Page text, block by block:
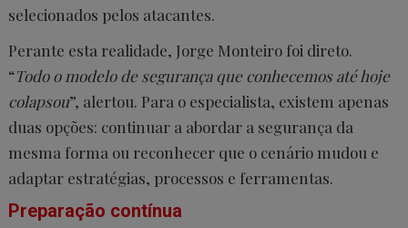
selecionados pelos atacantes.
Perante esta realidade, Jorge Monteiro foi direto.
“Todo o modelo de segurança que conhecemos até hoje
colapsou”, alertou. Para o especialista, existem apenas
duas opções: continuar a abordar a segurança da
mesma forma ou reconhecer que o cenário mudou e
adaptar estratégias, processos e ferramentas.
Preparação contínua